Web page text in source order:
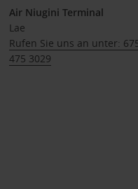
Air Niugini Terminal
Lae
Rufen Sie uns an unter:
475 3029